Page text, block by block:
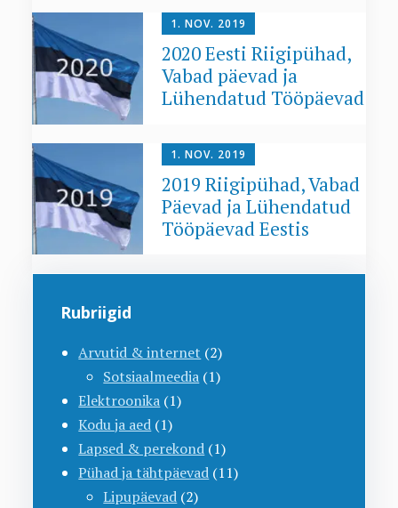
1. NOV. 2019
2020 Eesti Riigipühad,
Vabad päevad ja
Lühendatud Tööpäevad
1. NOV. 2019
2019 Riigipühad, Vabad
Päevad ja Lühendatud
Tööpäevad Eestis
Rubriigid
Arvutid & internet (2)
Sotsiaalmeedia (1)
Elektroonika (1)
Kodu ja aed (1)
Lapsed & perekond (1)
Pühad ja tähtpäevad (11)
Lipupäevad (2)